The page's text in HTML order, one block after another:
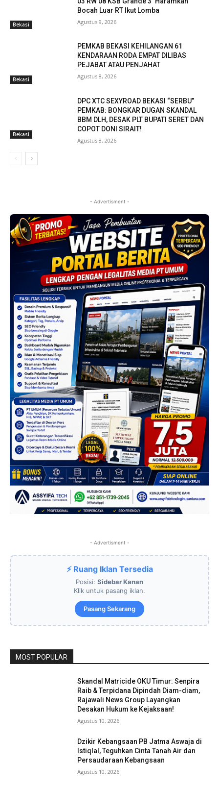
Bekasi
Bocah Luar RT Ikut Lomba
Agustus 9, 2026
Bekasi
PEMKAB BEKASI KEHILANGAN 61
KENDARAAN RODA EMPAT DILIBAS
PEJABAT ATAU PENJAHAT
Agustus 8, 2026
Bekasi
DPC XTC SEXYROAD BEKASI “SERBU”
PEMKAB: BONGKAR DUGAN SKANDAL
BBM DLH, DESAK PLT BUPATI SERET DAN
COPOT DONI SIRAIT!
Agustus 8, 2026
- Advertisment -
- Advertisment -
⚡ Ruang Iklan Tersedia
Posisi: Sidebar Kanan
Klik untuk pasang iklan.
Pasang Sekarang
MOST POPULAR
Skandal Matricide OKU Timur: Senpira
Raib & Terpidana Dipindah Diam-diam,
Rajawali News Group Layangkan
Desakan Hukum ke Kejaksaan!
Agustus 10, 2026
Dzikir Kebangsaan PB Jatma Aswaja di
Istiqlal, Teguhkan Cinta Tanah Air dan
Persaudaraan Kebangsaan
Agustus 10, 2026